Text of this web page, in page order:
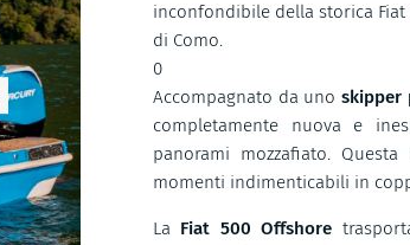
inconfondibile della storica Fiat
di Como.
0
Accompagnato da unoskipper
completamente nuova e
panorami mozzafiato.
momenti indimenticabili in
La Fiat 500 Offshore